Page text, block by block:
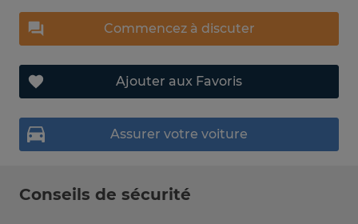
Commencez à discuter
Ajouter aux Favoris
Assurer votre voiture
Conseils de sécurité